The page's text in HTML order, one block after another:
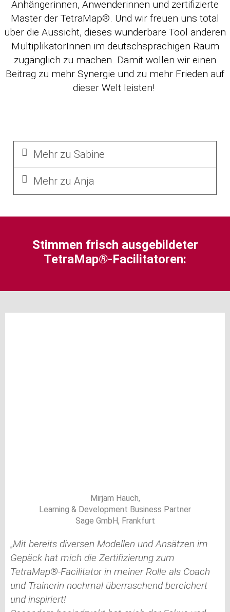
Anhängerinnen, Anwenderinnen und zertifizierte
Master der TetraMap®. Und wir freuen uns total
über die Aussicht, dieses wunderbare Tool anderen
MultiplikatorInnen im deutschsprachigen Raum
zugänglich zu machen. Damit wollen wir einen
Beitrag zu mehr Synergie und zu mehr Frieden auf
dieser Welt leisten! ​
Mehr zu Sabine
Mehr zu Anja
Stimmen frisch ausgebildeter
TetraMap®-Facilitatoren:
Mirjam Hauch,
Learning & Development Business Partner
Sage GmbH, Frankfurt
„Mit bereits diversen Modellen und Ansätzen im
Gepäck hat mich die Zertifizierung zum
TetraMap®-Facilitator in meiner Rolle als Coach
und Trainerin nochmal überraschend bereichert
und inspiriert!